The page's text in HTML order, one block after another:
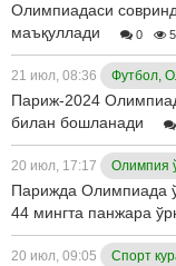
Олимпиадаси
маъқуллади
0
21 июл, 08:36 Футбол,
Париж-2024
билан бошланади
20 июл, 17:17 Олимпия
Парижда Олимпиада
44 мингта панжара
20 июл, 09:05 Спорт